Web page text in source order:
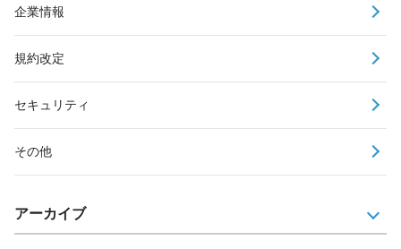
企業情報
規約改定
セキュリティ
その他
アーカイブ